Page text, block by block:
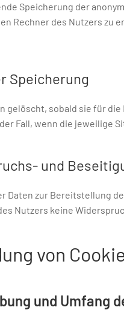
Speicherung der
Rechner des Nutzers zu
Speicherung
gelöscht, sobald sie für
Fall, wenn die jeweilige
und
Daten zur Bereitstellung
Nutzers keine
von
und Umfang